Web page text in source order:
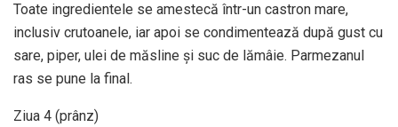
Toate ingredientele se amestecă într-un castron mare,
inclusiv crutoanele, iar apoi se condimentează după gust cu
sare, piper, ulei de măsline şi suc de lămâie. Parmezanul
ras se pune la final.
Ziua 4 (prânz)